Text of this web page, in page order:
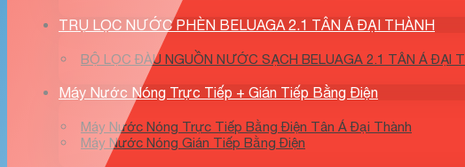
TRỤ LỌC NƯỚC PHÈN BELUAGA 2.1 TÂN Á ĐẠI THÀNH
BỘ LỌC ĐÀU NGUỒN NƯỚC SẠCH BELUAGA 2.1 TÂN Á ĐẠI T
Máy Nước Nóng Trực Tiếp + Gián Tiếp Bằng Điện
Máy Nước Nóng Trực Tiếp Bằng Điện Tân Á Đại Thành
Máy Nước Nóng Gián Tiếp Bằng Điện